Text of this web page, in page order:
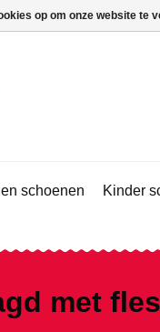
schoenen
Kinder
met fles
op om onze website te